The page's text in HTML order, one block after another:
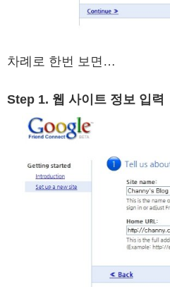
차례로 한번 보면…
Step 1. 웹 사이트 정보 입력